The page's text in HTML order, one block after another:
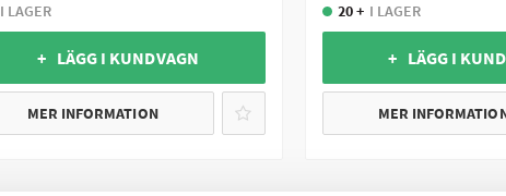
I LAGER
+ LÄGG I KUNDVAGN
MER INFORMATION
20 + I LAGER
+ LÄGG I
MER